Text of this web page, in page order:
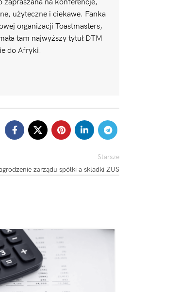
zapraszana na konferencje,
użyteczne i ciekawe. Fanka
organizacji Toastmasters,
tam najwyższy tytuł DTM
do Afryki.
Starsze
zarządu spółki a składki ZUS